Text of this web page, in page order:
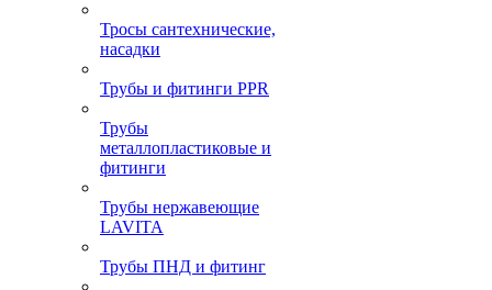
Тросы сантехнические,
насадки
Трубы и фитинги PPR
Трубы
металлопластиковые и
фитинги
Трубы нержавеющие
LAVITA
Трубы ПНД и фитинг